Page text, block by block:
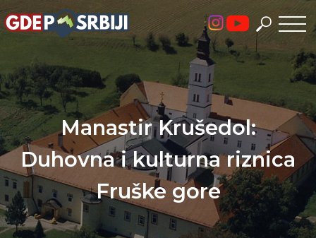
to
content
Manastir Krušedol:
Duhovna i kulturna riznica
Fruške gore